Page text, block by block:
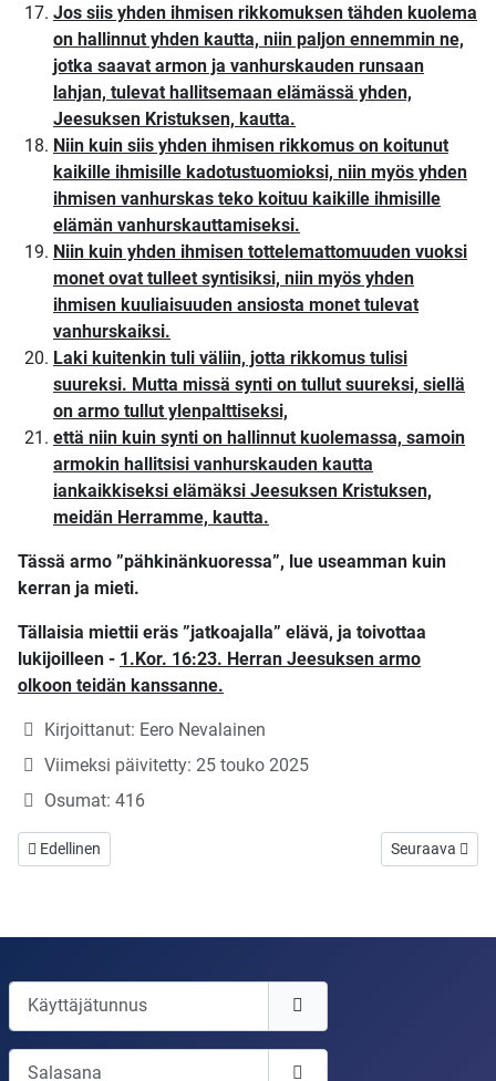
Jos siis yhden ihmisen rikkomuksen tähden kuolema
on hallinnut yhden kautta, niin paljon ennemmin ne,
jotka saavat armon ja vanhurskauden runsaan
lahjan, tulevat hallitsemaan elämässä yhden,
Jeesuksen Kristuksen, kautta.
Niin kuin siis yhden ihmisen rikkomus on koitunut
kaikille ihmisille kadotustuomioksi, niin myös yhden
ihmisen vanhurskas teko koituu kaikille ihmisille
elämän vanhurskauttamiseksi.
Niin kuin yhden ihmisen tottelemattomuuden vuoksi
monet ovat tulleet syntisiksi, niin myös yhden
ihmisen kuuliaisuuden ansiosta monet tulevat
vanhurskaiksi.
Laki kuitenkin tuli väliin, jotta rikkomus tulisi
suureksi. Mutta missä synti on tullut suureksi, siellä
on armo tullut ylenpalttiseksi,
että niin kuin synti on hallinnut kuolemassa, samoin
armokin hallitsisi vanhurskauden kautta
iankaikkiseksi elämäksi Jeesuksen Kristuksen,
meidän Herramme, kautta.
Tässä armo ”pähkinänkuoressa”, lue useamman kuin
kerran ja mieti.
Tällaisia miettii eräs ”jatkoajalla” elävä, ja toivottaa
lukijoilleen - 1.Kor. 16:23. Herran Jeesuksen armo
olkoon teidän kanssanne.
Tietoja
Kirjoittanut: Eero Nevalainen
Viimeksi päivitetty: 25 touko 2025
Osumat: 416
Edellinen artikkeli: Valmistumisia ja ratkaisuja!
Edellinen Seuraava
Seuraava
Käyttäjätunnus
Salasana